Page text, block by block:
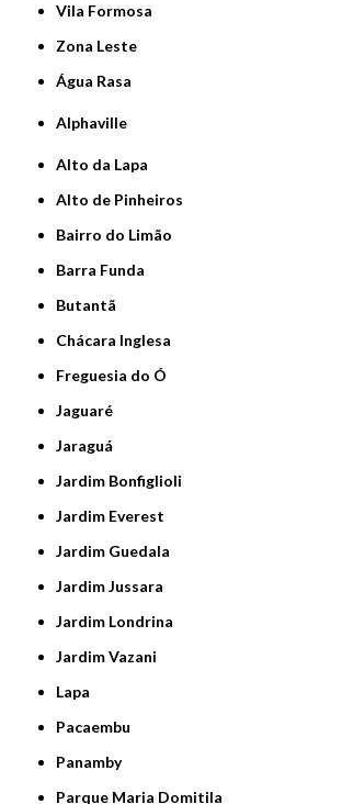
Vila Formosa
Zona Leste
Água Rasa
Alphaville
Alto da Lapa
Alto de Pinheiros
Bairro do Limão
Barra Funda
Butantã
Chácara Inglesa
Freguesia do Ó
Jaguaré
Jaraguá
Jardim Bonfiglioli
Jardim Everest
Jardim Guedala
Jardim Jussara
Jardim Londrina
Jardim Vazani
Lapa
Pacaembu
Panamby
Parque Maria Domitila